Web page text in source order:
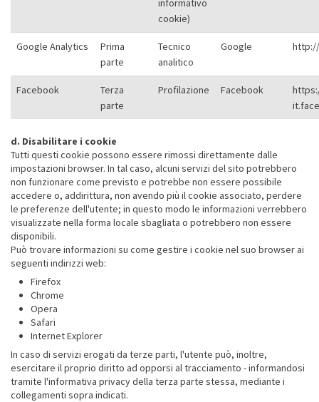
informativo
cookie)
Google Analytics
Prima
parte
Tecnico
analitico
Google
Facebook
Terza
parte
Profilazione Facebook
d. Disabilitare i cookie
Tutti questi cookie possono essere rimossi direttamente dalle
impostazioni browser. In tal caso, alcuni servizi del sito potrebbero
non funzionare come previsto e potrebbe non essere possibile
accedere o, addirittura, non avendo più il cookie associato, perdere
le preferenze dell'utente; in questo modo le informazioni verrebbero
visualizzate nella forma locale sbagliata o potrebbero non essere
disponibili.
Può trovare informazioni su come gestire i cookie nel suo browser ai
seguenti indirizzi web:
Firefox
Chrome
Opera
Safari
Internet Explorer
In caso di servizi erogati da terze parti, l'utente può, inoltre,
esercitare il proprio diritto ad opporsi al tracciamento - informandosi
tramite l'informativa privacy della terza parte stessa, mediante i
collegamenti sopra indicati.